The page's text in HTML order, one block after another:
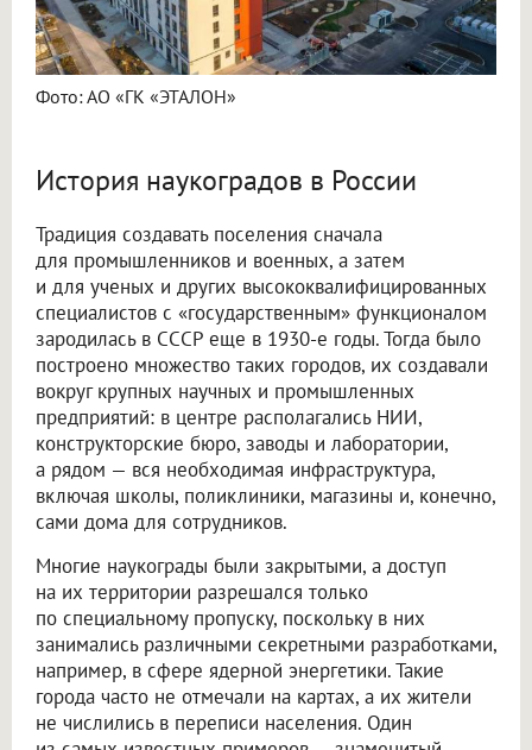
Фото: АО «ГК «ЭТАЛОН»
История наукоградов в России
Традиция создавать поселения сначала
для промышленников и военных, а затем
и для ученых и других высококвалифицированных
специалистов с «государственным» функционалом
зародилась в СССР еще в 1930-е годы. Тогда было
построено множество таких городов, их создавали
вокруг крупных научных и промышленных
предприятий: в центре располагались НИИ,
конструкторские бюро, заводы и лаборатории,
а рядом — вся необходимая инфраструктура,
включая школы, поликлиники, магазины и, конечно,
сами дома для сотрудников.
Многие наукограды были закрытыми, а доступ
на их территории разрешался только
по специальному пропуску, поскольку в них
занимались различными секретными разработками,
например, в сфере ядерной энергетики. Такие
города часто не отмечали на картах, а их жители
не числились в переписи населения. Один